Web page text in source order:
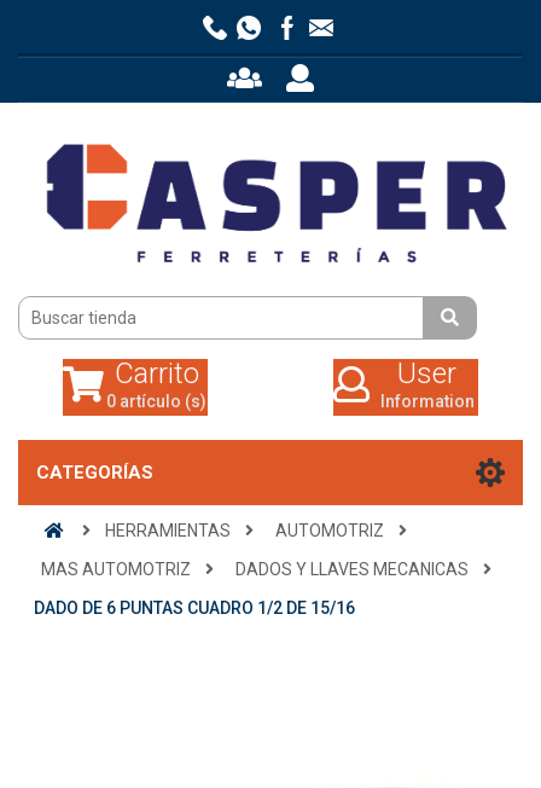
0 artículo (s)
Carrito
0 artículo (s)
User
Information
CATEGORÍAS
HERRAMIENTAS
AUTOMOTRIZ
MAS AUTOMOTRIZ
DADOS Y LLAVES MECANICAS
DADO DE 6 PUNTAS CUADRO 1/2 DE 15/16